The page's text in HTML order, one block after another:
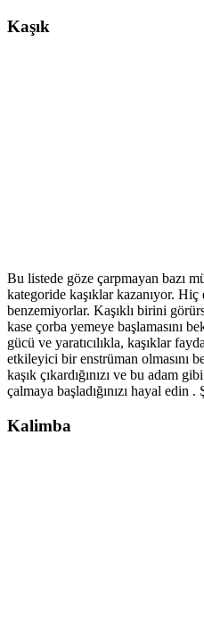
Kaşık
Bu listede göze çarpmayan bazı
kategoride kaşıklar kazanıyor. Hiç
benzemiyorlar. Kaşıklı birini
kase çorba yemeye başlamasını
gücü ve yaratıcılıkla, kaşıklar
etkileyici bir enstrüman olmasını
kaşık çıkardığınızı ve bu adam
çalmaya başladığınızı hayal edin
Kalimba